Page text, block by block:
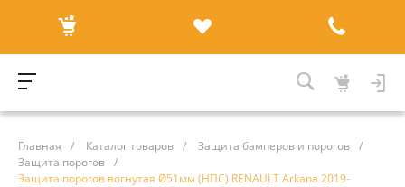
Главная / Каталог товаров / Защита бамперов и порогов /
Защита порогов /
Защита порогов вогнутая Ø51мм (НПС) RENAULT Arkana 2019-